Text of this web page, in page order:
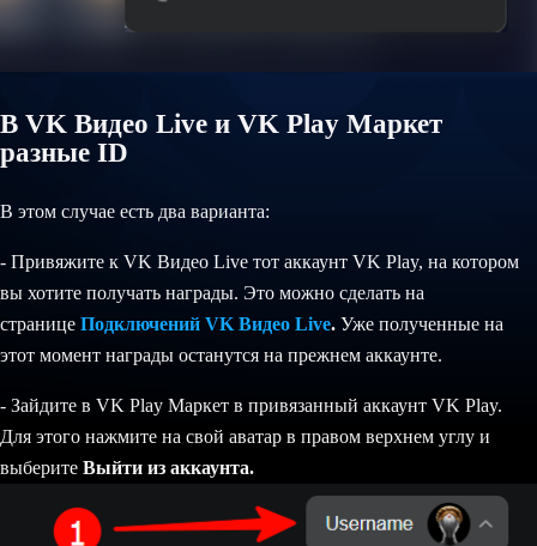
В VK Видео Live и VK Play Маркет
разные ID
В этом случае есть два варианта:
- Привяжите к VK Видео Live тот аккаунт VK Play, на котором
вы хотите получать награды. Это можно сделать на
странице Подключений VK Видео Live. Уже полученные на
этот момент награды останутся на прежнем аккаунте.
- Зайдите в VK Play Маркет в привязанный аккаунт VK Play.
Для этого нажмите на свой аватар в правом верхнем углу и
выберите Выйти из аккаунта.